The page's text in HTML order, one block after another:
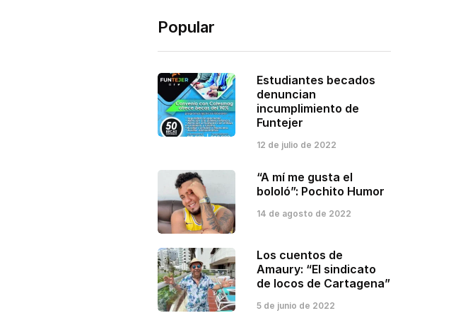
Popular
Estudiantes becados
denuncian
incumplimiento de
Funtejer
12 de julio de 2022
“A mí me gusta el
bololó”: Pochito Humor
14 de agosto de 2022
Los cuentos de
Amaury: “El sindicato
de locos de Cartagena”
5 de junio de 2022